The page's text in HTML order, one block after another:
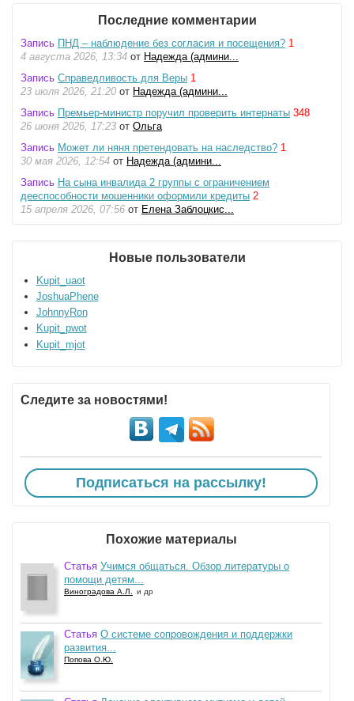
Последние комментарии
Запись ПНД – наблюдение без согласия и посещения? 1
4 августа 2026, 13:34 от Надежда (админи...
Запись Справедливость для Веры 1
23 июля 2026, 21:20 от Надежда (админи...
Запись Премьер-министр поручил проверить интернаты 348
26 июня 2026, 17:23 от Ольга
Запись Может ли няня претендовать на наследство? 1
30 мая 2026, 12:54 от Надежда (админи...
Запись На сына инвалида 2 группы с ограничением
дееспособности мошенники оформили кредиты 2
15 апреля 2026, 07:56 от Елена Заблоцкис...
Новые пользователи
Kupit_uaot
JoshuaPhene
JohnnyRon
Kupit_pwot
Kupit_mjot
Следите за новостями!
Подписаться на рассылку!
Похожие материалы
Статья Учимся общаться. Обзор литературы о
помощи детям...
Виноградова А.Л. и др
Статья О системе сопровождения и поддержки
развития...
Попова О.Ю.